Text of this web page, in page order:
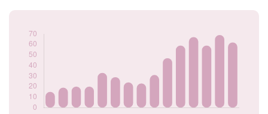
Popularité du
2020
2021
2022
2023
2024
62